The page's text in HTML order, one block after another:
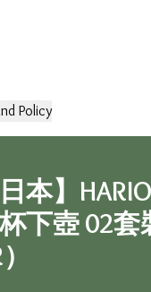
Policy
日本】
下壺 02套